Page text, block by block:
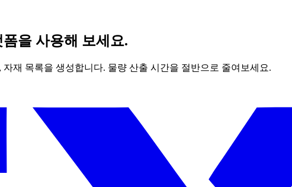
을 사용해 보세요.
재 목록을 생성합니다. 물량 산출 시간을 절반으로 줄여보세요.